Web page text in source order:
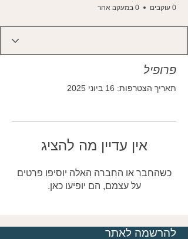
0 עוקבים 0 במעקב אחר
פרופיל
תאריך הצטרפות: 16 ביוני 2025
אין עדיין מה להציג
כשהחבר או החברה האלה יוסיפו פרטים
על עצמם, הם יופיעו כאן.
להרשמה לאתר